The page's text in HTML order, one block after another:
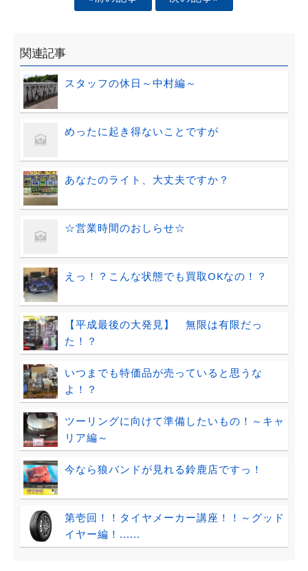
関連記事
スタッフの休日～中村編～
めったに起き得ないことですが
あなたのライト、大丈夫ですか？
☆営業時間のおしらせ☆
えっ！？こんな状態でも買取OKなの！？
【平成最後の大発見】 無限は有限だっ
た！？
いつまでも特価品が売っていると思うな
よ！？
ツーリングに向けて準備したいもの！～キャ
リア編～
今なら狼バンドが見れる鈴鹿店ですっ！
第壱回！！タイヤメーカー講座！！～グッド
イヤー編！......